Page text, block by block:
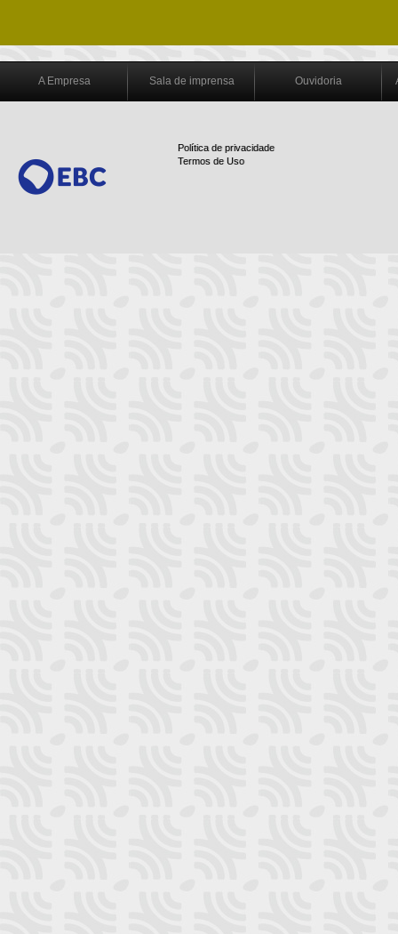
A Empresa Sala de imprensa Ouvidoria
Política de privacidade
Termos de Uso